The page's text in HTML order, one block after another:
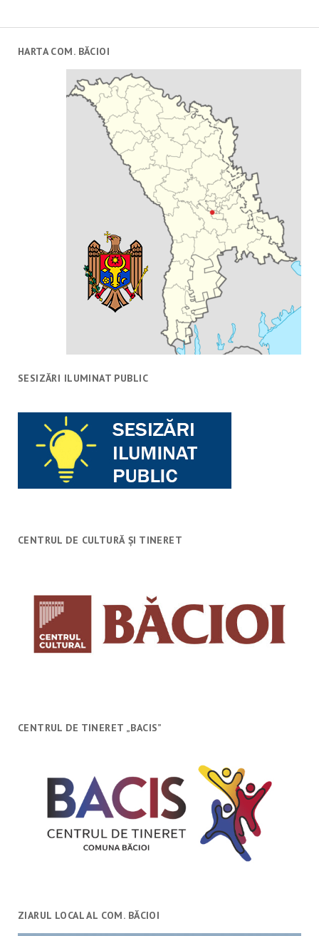
HARTA COM. BĂCIOI
SESIZĂRI ILUMINAT PUBLIC
CENTRUL DE CULTURĂ ȘI TINERET
CENTRUL DE TINERET „BACIS”
ZIARUL LOCAL AL COM. BĂCIOI